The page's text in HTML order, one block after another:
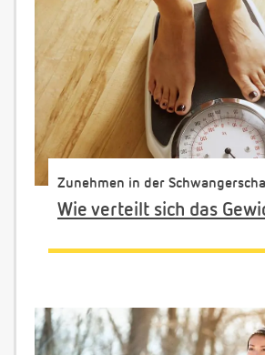
Zunehmen in der
Wie verteilt sich das